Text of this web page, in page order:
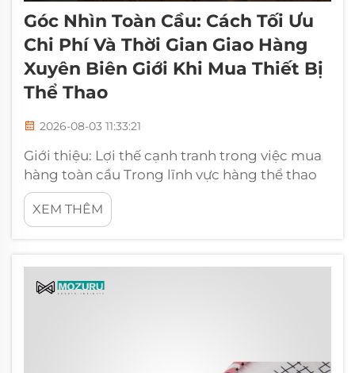
Góc Nhìn Toàn Cầu: Cách Tối Ưu
Chi Phí Và Thời Gian Giao Hàng
Xuyên Biên Giới Khi Mua Thiết Bị
Thể Thao
2026-08-03 11:33:21
Giới thiệu: Lợi thế cạnh tranh trong việc mua
hàng toàn cầu Trong lĩnh vực hàng thể thao
năng động, sở hữu sản phẩm cao cấp chỉ giải
quyết được một nửa cuộc chiến. Nửa còn lại
được quyết định bởi chuỗi cung ứng. Từ năm
hậu cần chiến lược...
XEM THÊM